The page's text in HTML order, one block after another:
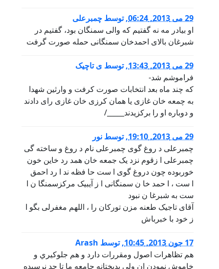
29 می 2013, 06:24 ,توسط چمبرعلی
او بیادر مه نه گفتیم که والی سمنگان بود، گفتیم در
شبرغان بالای احمدخان سمنگانی حمله صورت گرفت
29 می 2013, 13:43 ,توسط ی تاچیک
فراموشم شد-
که چند ماه بعد انتخابات صورت کرفت و وارثین شهدا
به چمعه خان غازی یا همان کرزی خان غازی رای دادند
و دوباره او را برکزیدند_____/
29 می 2013, 19:10 ,توسط نور
چمبرعلی د روغ گوی چمبرعلی نام د روغ و ساخته گی
چمبرعلی ا زقوم نزد یک جمعه خان همد رد خاین خون
خوربوده چون دروغ گوی ا ست حا فظه ند ا رد احمق
ا ست ، ا حمد خا ن سمنگانی ا ز آیبیک مرکزسمنگا ن ا
ست به شبرغا ن نبود
آقای تاجیک طعنه مزن تورکان را ، اللهم مغفرلی بگو ا
ز خود با خبرباش
17 جون 2013, 10:45 ,توسط Arash
هم تظاهرات اصول ومقررات دارد و هم جلوکيري و
خاموش نمودن ان ولي بدبختانه جامعه ما تا حد نرسيده